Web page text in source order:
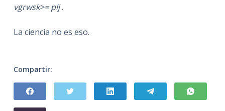
vgrwsk>= plj.
La ciencia no es eso.
Compartir: